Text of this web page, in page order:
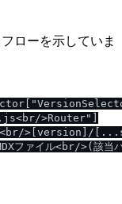
ローを示していま
>Router"]
<br/>[version]/
ファイル<br/>(該当